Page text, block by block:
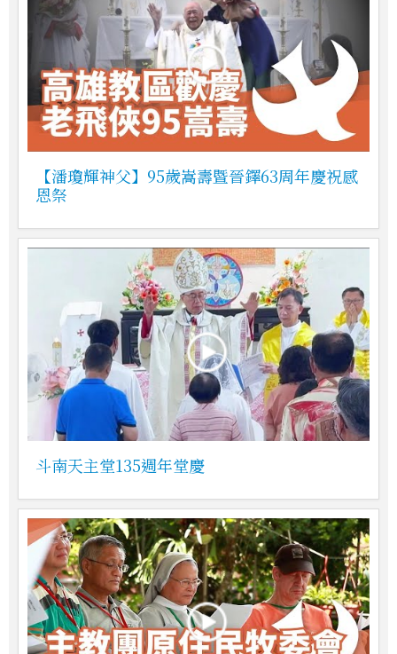
【潘瓊輝神父】95歲嵩壽暨晉鐸63周年慶祝感
恩祭
斗南天主堂135週年堂慶